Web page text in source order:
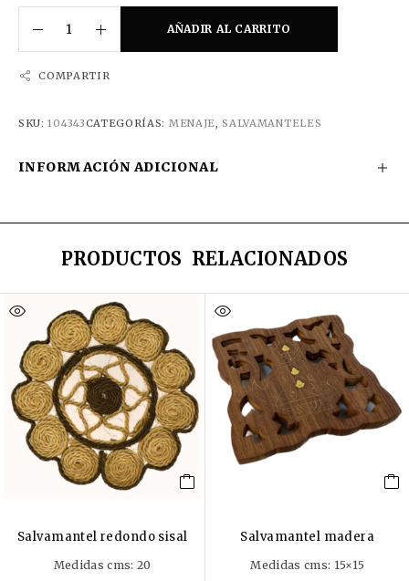
AÑADIR AL CARRITO
COMPARTIR
SKU:104343CATEGORÍAS: MENAJE,SALVAMANTELES
INFORMACIÓN ADICIONAL
PRODUCTOS RELACIONADOS
Salvamantel redondo sisal
Medidas cms: 20
Salvamantel madera
Medidas cms: 15×15